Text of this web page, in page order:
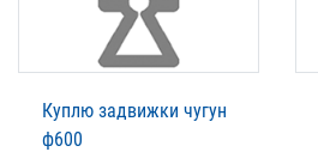
Куплю задвижки чугун
ф600